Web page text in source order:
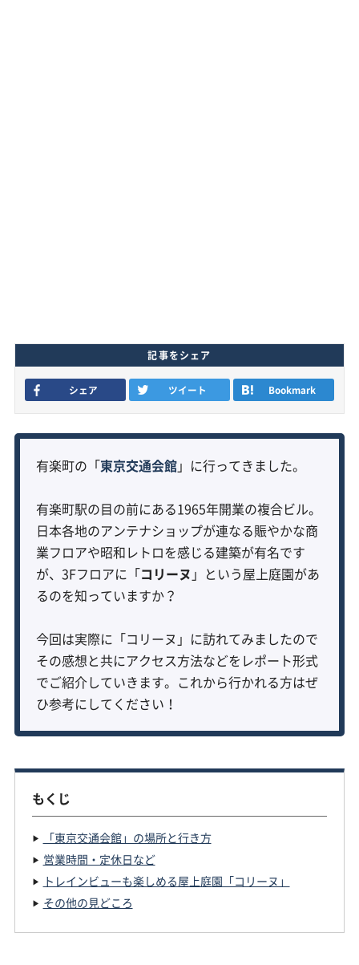
記事をシェア
シェア ツイート Bookmark
有楽町の「東京交通会館」に行ってきました。
有楽町駅の目の前にある1965年開業の複合ビル。
日本各地のアンテナショップが連なる賑やかな商
業フロアや昭和レトロを感じる建築が有名です
が、3Fフロアに「コリーヌ 」という屋上庭園があ
るのを知っていますか？
今回は実際に「コリーヌ」に訪れてみましたので
その感想と共にアクセス方法などをレポート形式
でご紹介していきます。これから行かれる方はぜ
ひ参考にしてください！
もくじ
「東京交通会館」の場所と行き方
営業時間・定休日など
トレインビューも楽しめる屋上庭園「コリーヌ」
その他の見どころ